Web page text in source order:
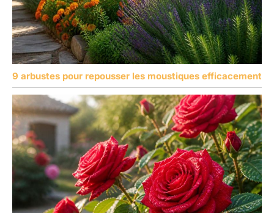
9 arbustes pour repousser les moustiques efficacement